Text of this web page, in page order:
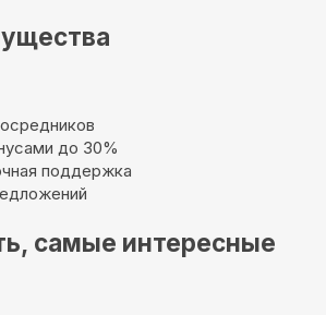
до 30%
поддержка
самые интересные